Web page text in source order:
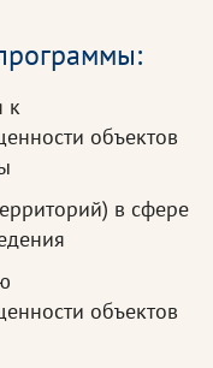
к
объектов
в сфере
объектов